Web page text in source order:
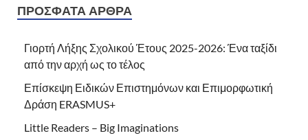
ΠΡΌΣΦΑΤΑ ΆΡΘΡΑ
Γιορτή Λήξης Σχολικού Έτους 2025-2026: Ένα ταξίδι
από την αρχή ως το τέλος
Επίσκεψη Ειδικών Επιστημόνων και Επιμορφωτική
Δράση ERASMUS+
Little Readers – Big Imaginations